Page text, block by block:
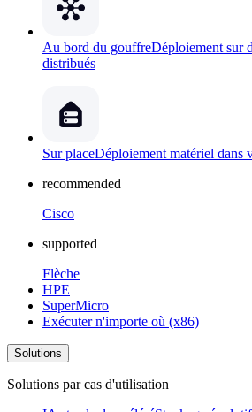
Au bord du gouffreDéploiement sur
distribués
Sur placeDéploiement matériel dans
recommended
Cisco
supported
Flèche
HPE
SuperMicro
Exécuter n'importe où (x86)
Solutions
Solutions par cas d'utilisation